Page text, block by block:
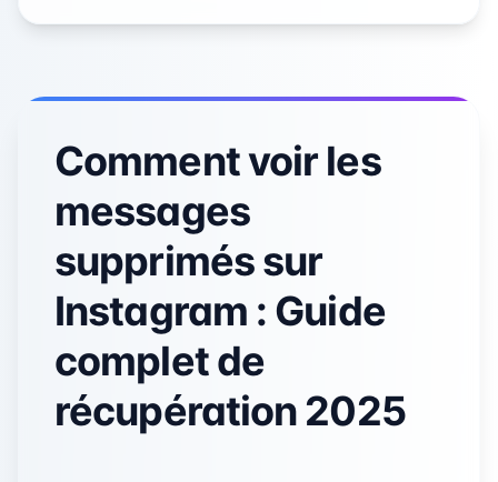
Comment voir les
messages
supprimés sur
Instagram : Guide
complet de
récupération 2025